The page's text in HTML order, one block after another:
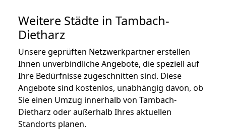
Weitere Städte in Tambach-
Dietharz
Unsere geprüften Netzwerkpartner erstellen
Ihnen unverbindliche Angebote, die speziell auf
Ihre Bedürfnisse zugeschnitten sind. Diese
Angebote sind kostenlos, unabhängig davon, ob
Sie einen Umzug innerhalb von Tambach-
Dietharz oder außerhalb Ihres aktuellen
Standorts planen.